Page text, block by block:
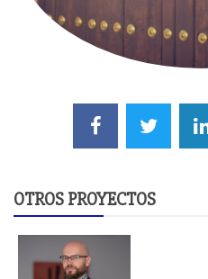
OTROS PROYECTOS